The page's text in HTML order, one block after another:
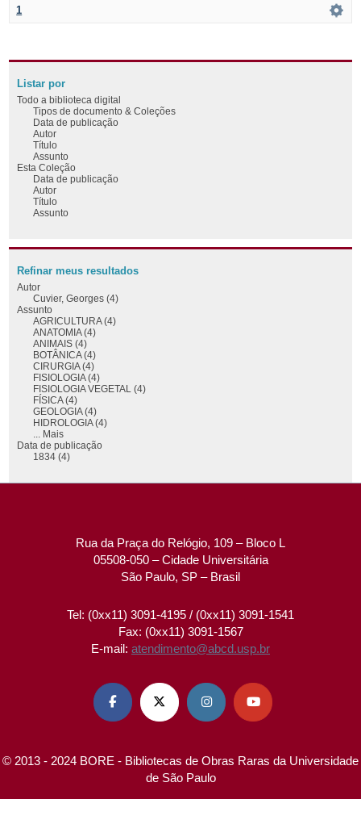
1
Listar por
Todo a biblioteca digital
Tipos de documento & Coleções
Data de publicação
Autor
Título
Assunto
Esta Coleção
Data de publicação
Autor
Título
Assunto
Refinar meus resultados
Autor
Cuvier, Georges (4)
Assunto
AGRICULTURA (4)
ANATOMIA (4)
ANIMAIS (4)
BOTÂNICA (4)
CIRURGIA (4)
FISIOLOGIA (4)
FISIOLOGIA VEGETAL (4)
FÍSICA (4)
GEOLOGIA (4)
HIDROLOGIA (4)
... Mais
Data de publicação
1834 (4)
Rua da Praça do Relógio, 109 – Bloco L
05508-050 – Cidade Universitária
São Paulo, SP – Brasil
Tel: (0xx11) 3091-4195 / (0xx11) 3091-1541
Fax: (0xx11) 3091-1567
E-mail: atendimento@abcd.usp.br
   
© 2013 - 2024 BORE - Bibliotecas de Obras Raras da Universidade
de São Paulo